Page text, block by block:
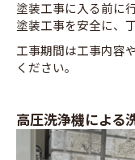
塗装工事に入る前に
塗装工事を安全に、
工事期間は工事内容
ください。
高圧洗浄機による